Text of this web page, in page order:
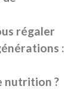
régaler
:
nutrition ?